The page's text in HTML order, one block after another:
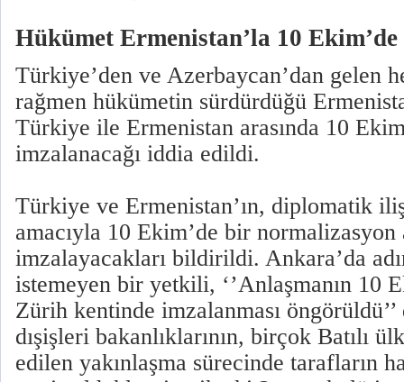
Hükümet Ermenistan’la 10
Türkiye’den ve Azerbaycan’dan gelen
rağmen hükümetin sürdürdüğü
Türkiye ile Ermenistan arasında 10
imzalanacağı iddia edildi.
Türkiye ve Ermenistan’ın, diplomatik
amacıyla 10 Ekim’de bir normalizasyon
imzalayacakları bildirildi. Ankara’da
istemeyen bir yetkili, ‘’Anlaşmanın 10
Zürih kentinde imzalanması
dışişleri bakanlıklarının, birçok Batılı
edilen yakınlaşma sürecinde tarafların